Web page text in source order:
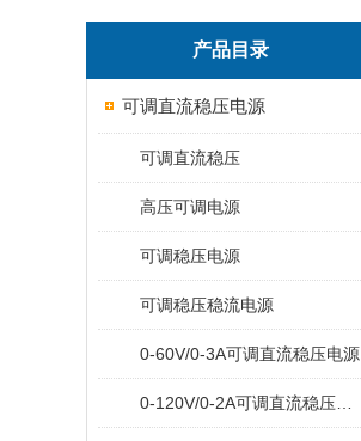
产品目录
可调直流稳压电源
可调直流稳压
高压可调电源
可调稳压电源
可调稳压稳流电源
0-60V/0-3A可调直流稳压电源